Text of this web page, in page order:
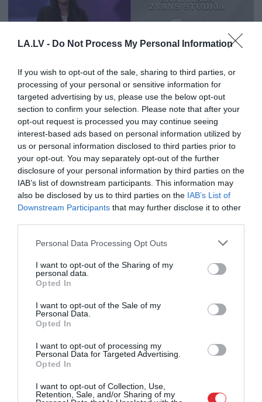
LA.LV - Do Not Process My Personal Information
If you wish to opt-out of the sale, sharing to third parties, or
processing of your personal or sensitive information for
targeted advertising by us, please use the below opt-out
section to confirm your selection. Please note that after your
opt-out request is processed you may continue seeing
interest-based ads based on personal information utilized by
us or personal information disclosed to third parties prior to
your opt-out. You may separately opt-out of the further
disclosure of your personal information by third parties on the
IAB’s list of downstream participants. This information may
also be disclosed by us to third parties on the IAB’s List of
Downstream Participants that may further disclose it to other
Please note that this website/app uses one or more Google
not limited to your visit or usage behaviour. You may click to
grant or deny consent to Google and its third-party tags to
use your data for below specified purposes in below Google
consent section.
Personal Data Processing Opt Outs
I want to opt-out of the Sharing of my
personal data.
Opted In
I want to opt-out of the Sale of my
Personal Data.
Opted In
I want to opt-out of processing my
Personal Data for Targeted Advertising.
Opted In
I want to opt-out of Collection, Use,
Retention, Sale, and/or Sharing of my
Jautā skatītājs: Kā ūdensvadi tika uzturēti padomju
laikā un kā tagad?
pirms 2 mēnešiem
Jautā skatītāja: Vai ar šo hlorēto ūdeni drīkst mazgāt
acis un tīrīt zobus?
pirms 2 mēnešiem